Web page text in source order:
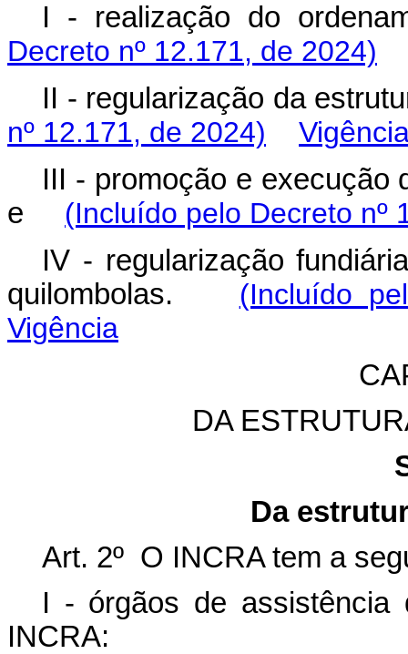
I - realização do
Decreto nº 12.171, de 2024)
II - regularização da
nº 12.171, de 2024)
III - promoção e execução
e (Incluído pelo Decreto nº
IV - regularização
quilombolas. (Incluído
Vigência
DA
Da
Art. 2º O INCRA tem a
I - órgãos de assistência
INCRA: